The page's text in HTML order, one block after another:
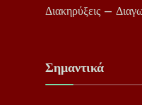
Διακηρύξεις –
Σημαντικά